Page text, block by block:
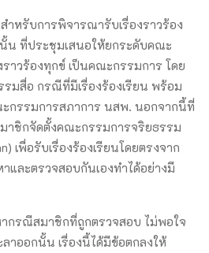
ำหรับการพิจารณารับเรื่องราวร้อง
น ที่ประชุมเสนอให้ยกระดับคณะ
าวร้องทุกข์ เป็นคณะกรรมการ โดย
มสื่อ กรณีที่มีเรื่องร้องเรียน พร้อม
กรรมการสภาการ นสพ. นอกจากนี้ที่
าชิกจัดตั้งคณะกรรมการจริยธรรม
เพื่อรับเรื่องร้องเรียนโดยตรงจาก
ละตรวจสอบกันเองทำได้อย่างมี
กรณีสมาชิกที่ถูกตรวจสอบ ไม่พอใจ
าออกนั้น เรื่องนี้ได้มีข้อตกลงให้